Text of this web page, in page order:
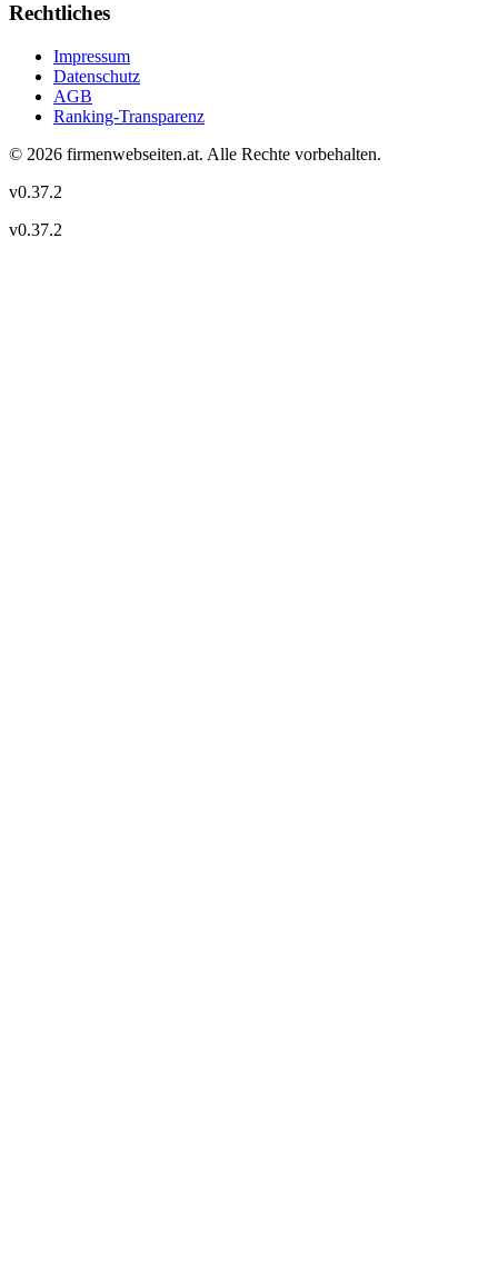
Rechtliches
Impressum
Datenschutz
AGB
Ranking-Transparenz
© 2026 firmenwebseiten.at. Alle Rechte vorbehalten.
v0.37.2
v0.37.2